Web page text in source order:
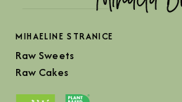
MIHAELINE STRANICE
Raw Sweets
Raw Cakes